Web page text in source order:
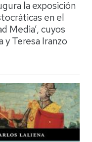
la exposición
en el
Media’, cuyos
y Teresa Iranzo